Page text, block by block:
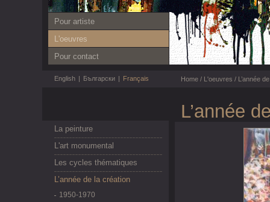
Pour artiste
L'oeuvres
Pour contact
English | Български | Français Home / L'oeuvres / L’année
La peinture
L'art monumental
Les cycles thématiques
L’année de la création
1950-1970
L’année